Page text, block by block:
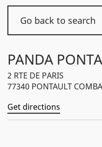
Go back to search
PANDA
2 RTE DE PARIS
77340 PONTAULT
Get directions